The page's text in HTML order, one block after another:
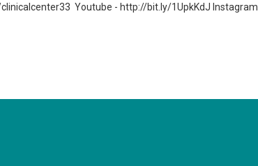
Youtube - http://bit.ly/1UpkKdJ